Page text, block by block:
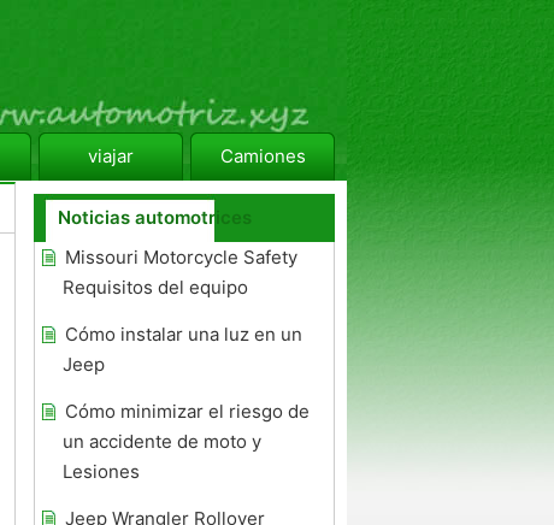
viajar Camiones
Noticias automotrices
Missouri Motorcycle Safety
Requisitos del equipo
Cómo instalar una luz en un
Jeep
Cómo minimizar el riesgo de
un accidente de moto y
Lesiones
Jeep Wrangler Rollover